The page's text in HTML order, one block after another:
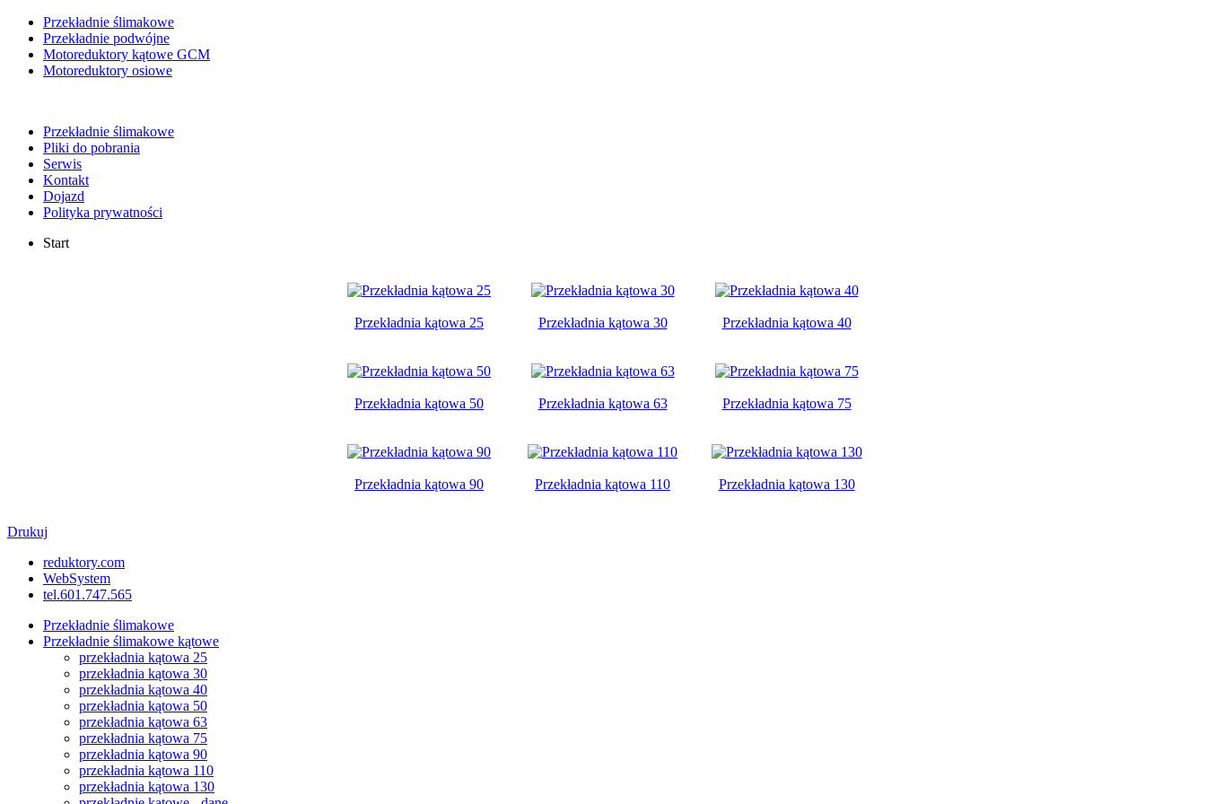
Przekładnie ślimakowe
Przekładnie podwójne
Motoreduktory kątowe GCM
Motoreduktory osiowe
Przekładnie ślimakowe
Pliki do pobrania
Serwis
Kontakt
Dojazd
Polityka prywatności
Start
Przekładnia kątowa 25 Przekładnia kątowa 30 Przekładnia kątowa 40
Przekładnia kątowa 50 Przekładnia kątowa 63 Przekładnia kątowa 75
Przekładnia kątowa 90 Przekładnia kątowa 110 Przekładnia kątowa 130
Drukuj
reduktory.com
WebSystem
tel.601.747.565
Przekładnie ślimakowe
Przekładnie ślimakowe kątowe
przekładnia kątowa 25
przekładnia kątowa 30
przekładnia kątowa 40
przekładnia kątowa 50
przekładnia kątowa 63
przekładnia kątowa 75
przekładnia kątowa 90
przekładnia kątowa 110
przekładnia kątowa 130